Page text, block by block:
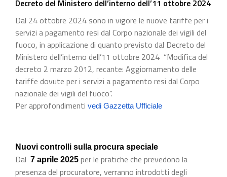
Decreto del Ministero dell’interno dell’11 ottobre 2024
Dal 24 ottobre 2024 sono in vigore le nuove tariffe per i
servizi a pagamento resi dal Corpo nazionale dei vigili del
fuoco, in applicazione di quanto previsto dal Decreto del
Ministero dell’interno dell’11 ottobre 2024 “Modifica del
decreto 2 marzo 2012, recante: Aggiornamento delle
tariffe dovute per i servizi a pagamento resi dal Corpo
nazionale dei vigili del fuoco”.
Per approfondimenti vedi Gazzetta Ufficiale
Nuovi controlli sulla procura speciale
Dal 7 aprile 2025 per le pratiche che prevedono la
presenza del procuratore, verranno introdotti degli